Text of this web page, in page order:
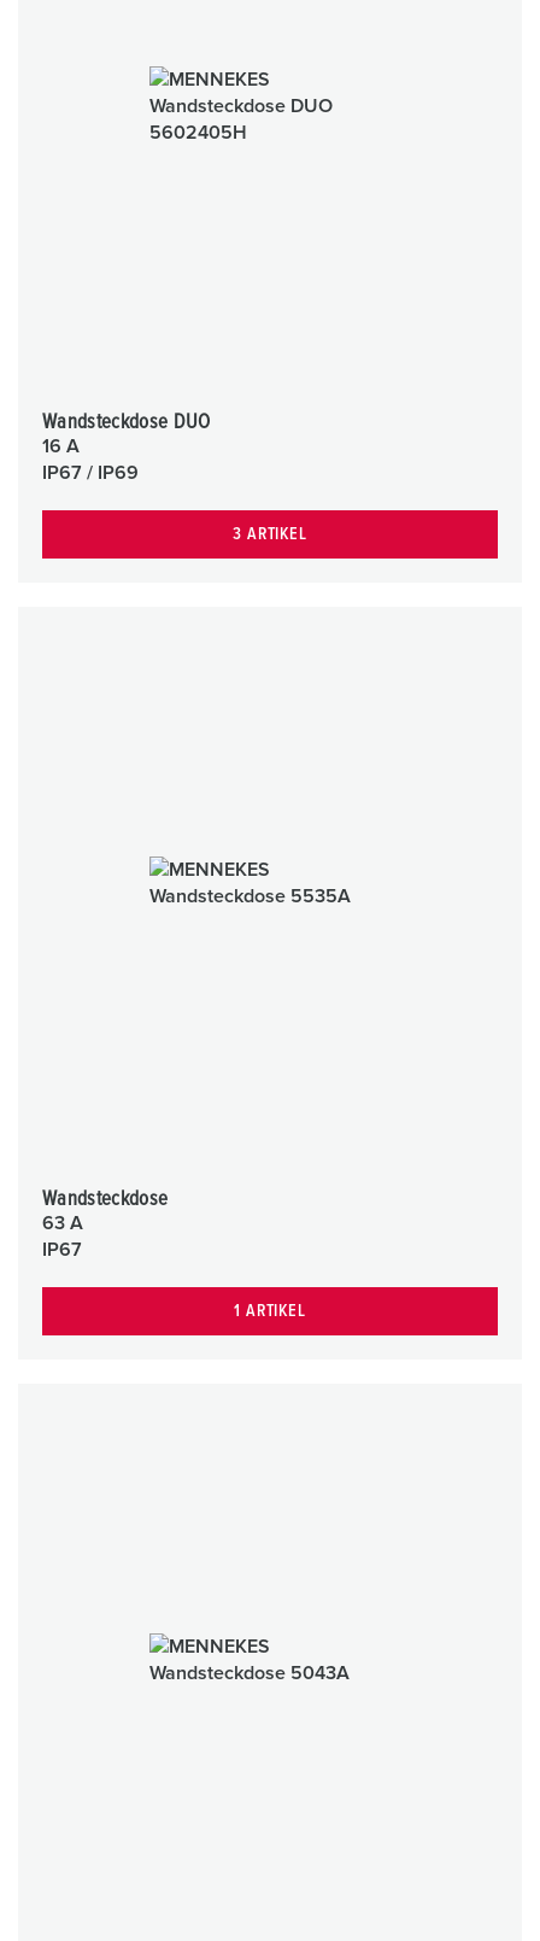
Wandsteckdose DUO
16 A
IP67 / IP69
3 ARTIKEL
Wandsteckdose
63 A
IP67
1 ARTIKEL